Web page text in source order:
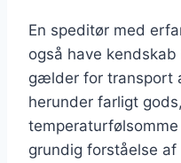
En speditør med
også have
gælder for transport
herunder farligt
grundig forståelse af